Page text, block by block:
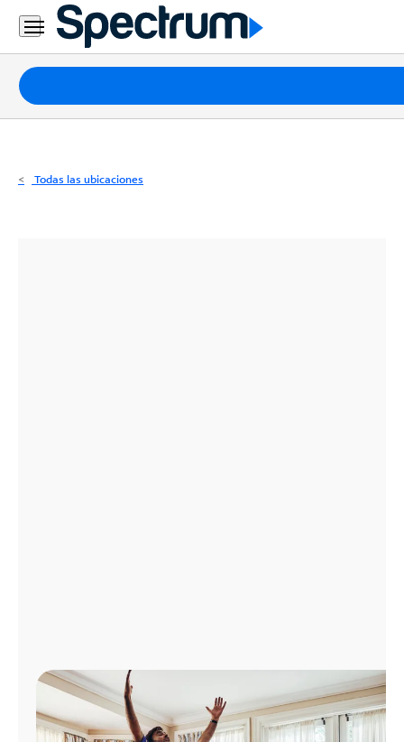
Residencial
Business
Paquetes
Internet
Todas las ubicaciones